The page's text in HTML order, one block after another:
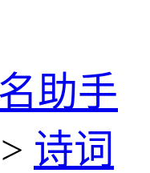
助手
> 诗词